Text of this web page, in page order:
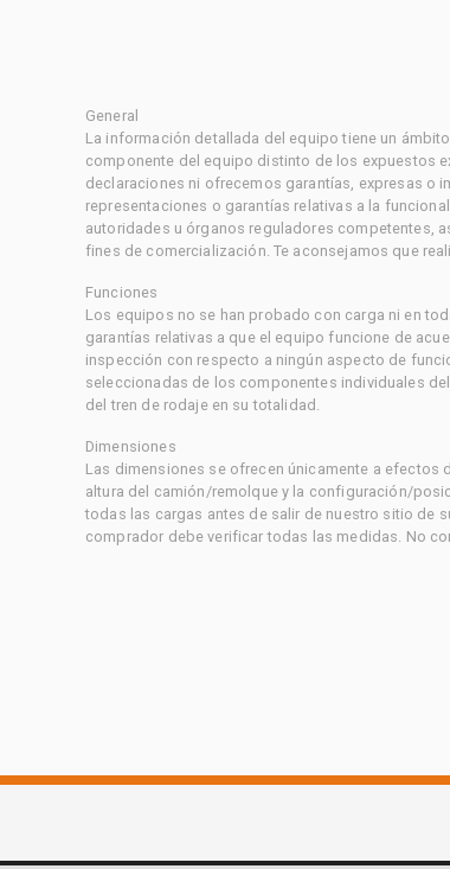
General
La información detallada del equipo tiene un
componente del equipo distinto de los expuestos
declaraciones ni ofrecemos garantías, expresas o
representaciones o garantías relativas a la
autoridades u órganos reguladores competentes,
fines de comercialización. Te aconsejamos que
Funciones
Los equipos no se han probado con carga ni en
garantías relativas a que el equipo funcione de
inspección con respecto a ningún aspecto de
seleccionadas de los componentes individuales
del tren de rodaje en su totalidad.
Dimensiones
Las dimensiones se ofrecen únicamente a efectos
altura del camión/remolque y la configuración/
todas las cargas antes de salir de nuestro sitio de
comprador debe verificar todas las medidas. No